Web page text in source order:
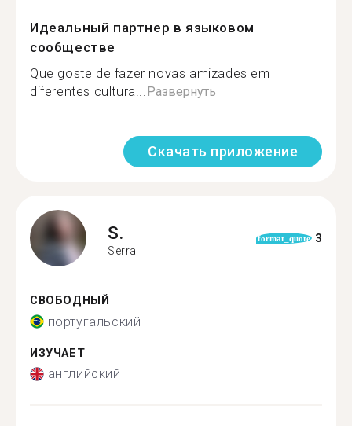
Идеальный партнер в языковом
сообществе
Que goste de fazer novas amizades em
diferentes cultura...Развернуть
Скачать приложение
S.
Serra
format_quote 3
СВОБОДНЫЙ
португальский
ИЗУЧАЕТ
английский